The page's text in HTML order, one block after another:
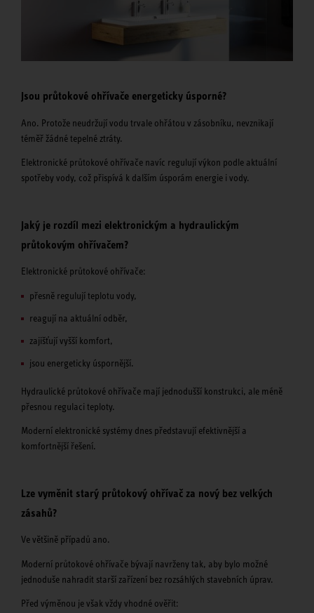
Jsou průtokové ohřívače energeticky úsporné?
Ano. Protože neudržují vodu trvale ohřátou v zásobníku, nevznikají
téměř žádné tepelné ztráty.
Elektronické průtokové ohřívače navíc regulují výkon podle aktuální
spotřeby vody, což přispívá k dalším úsporám energie i vody.
Jaký je rozdíl mezi elektronickým a hydraulickým
průtokovým ohřívačem?
Elektronické průtokové ohřívače:
přesně regulují teplotu vody,
reagují na aktuální odběr,
zajišťují vyšší komfort,
jsou energeticky úspornější.
Hydraulické průtokové ohřívače mají jednodušší konstrukci, ale méně
přesnou regulaci teploty.
Moderní elektronické systémy dnes představují efektivnější a
komfortnější řešení.
Lze vyměnit starý průtokový ohřívač za nový bez velkých
zásahů?
Ve většině případů ano.
Moderní průtokové ohřívače bývají navrženy tak, aby bylo možné
jednoduše nahradit starší zařízení bez rozsáhlých stavebních úprav.
Před výměnou je však vždy vhodné ověřit: